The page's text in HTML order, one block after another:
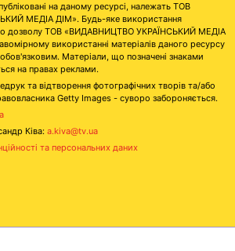
на даному ресурсі, належать ТОВ
МЕДІА ДІМ». Будь-яке використання
дозволу ТОВ «ВИДАВНИЦТВО УКРАЇНСЬКИЙ МЕДІА
використанні матеріалів даного ресурсу
Матеріали, що позначені знаками
на правах реклами.
та відтворення фотографічних творів та/або
Getty Images - суворо забороняється.
Ківа: a.kiva@tv.ua
та персональних даних